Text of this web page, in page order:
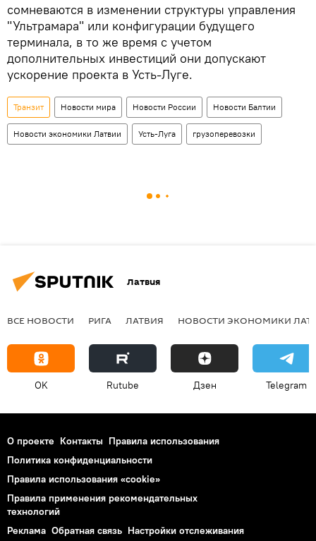
сомневаются в изменении структуры управления
"Ультрамара" или конфигурации будущего
терминала, в то же время с учетом
дополнительных инвестиций они допускают
ускорение проекта в Усть-Луге.
Транзит Новости мира Новости России Новости Балтии
Новости экономики Латвии Усть-Луга грузоперевозки
Латвия
ВСЕ НОВОСТИ РИГА ЛАТВИЯ НОВОСТИ ЭКОНОМИКИ
OK Rutube Дзен Telegram
О проекте Контакты Правила использования
Политика конфиденциальности
Правила использования «cookie»
Правила применения рекомендательных
технологий
Реклама Обратная связь Настройки отслеживания